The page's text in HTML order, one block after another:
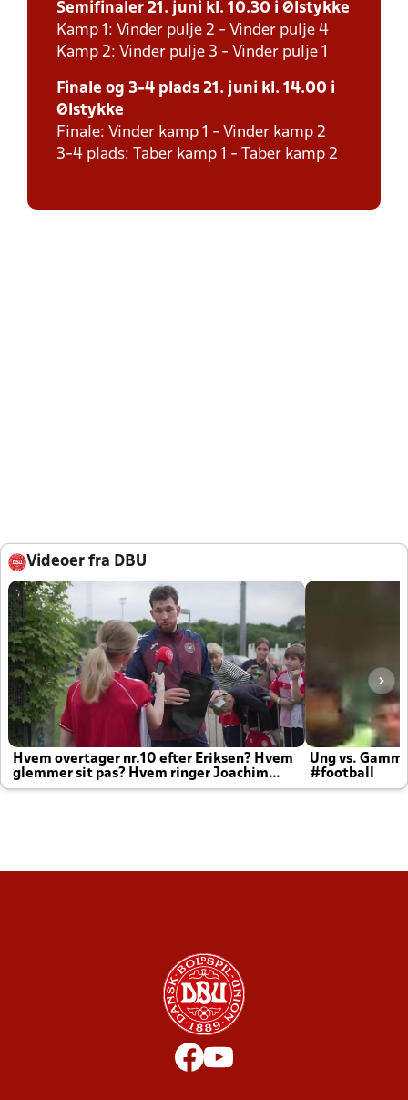
Semifinaler 21. juni kl. 10.30 i Ølstykke
Kamp 1: Vinder pulje 2 - Vinder pulje 4
Kamp 2: Vinder pulje 3 - Vinder pulje 1
Finale og 3-4 plads 21. juni kl. 14.00 i
Ølstykke
Finale: Vinder kamp 1 - Vinder kamp 2
3-4 plads: Taber kamp 1 - Taber kamp 2
Videoer fra DBU
Hvem overtager nr.10 efter Eriksen? Hvem
glemmer sit pas? Hvem ringer Joachim
altid til efter kampe?
Ung vs.
#football